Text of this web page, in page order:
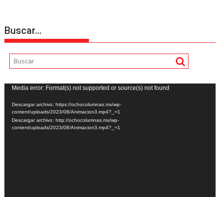
Buscar…
Reproductor
de
vídeo
Media error: Format(s) not supported or source(s) not found
Descargar archivo: https://ochocolumnas.mx/wp-
content/uploads/2023/08/Animacion3.mp4?_=1
Descargar archivo: http://ochocolumnas.mx/wp-
content/uploads/2023/08/Animacion3.mp4?_=1